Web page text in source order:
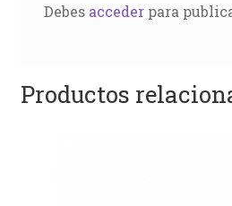
Debes accederpara
Productos